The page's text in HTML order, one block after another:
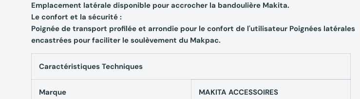
Emplacement latérale disponible pour accrocher la bandoulière Makita.
Le confort et la sécurité :
Poignée de transport profilée et arrondie pour le confort de l'utilisateur Poignées latérales
encastrées pour faciliter le soulèvement du Makpac.
Caractéristiques Techniques
Marque MAKITA ACCESSOIRES